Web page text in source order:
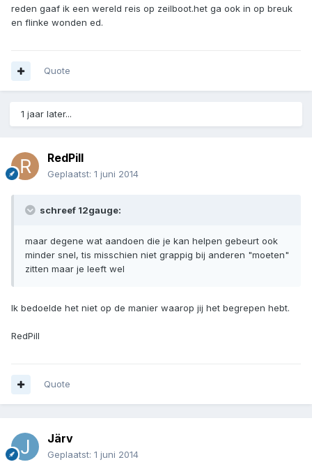
reden gaaf ik een wereld reis op zeilboot.het ga ook in op breuk
en flinke wonden ed.
Quote
1 jaar later...
RedPill
Geplaatst: 1 juni 2014
schreef 12gauge:
maar degene wat aandoen die je kan helpen gebeurt ook
minder snel, tis misschien niet grappig bij anderen "moeten"
zitten maar je leeft wel
Ik bedoelde het niet op de manier waarop jij het begrepen hebt.
RedPill
Quote
Järv
Geplaatst: 1 juni 2014